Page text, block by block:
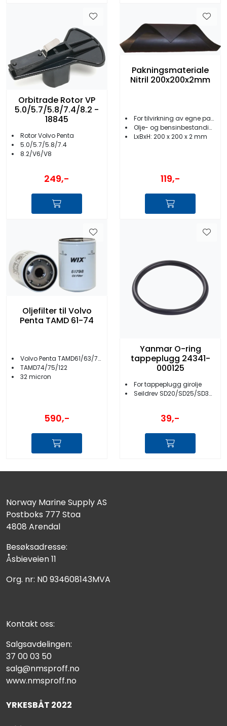
Orbitrade Rotor VP
5.0/5.7/5.8/7.4/8.2 -
18845
Rotor Volvo Penta
5.0/5.7/5.8/7.4
8.2/V6/V8
249,-
Pakningsmateriale
Nitril 200x200x2mm
For tilvirkning av egne pakninger
Olje- og bensinbestandig nitril
LxBxH: 200 x 200 x 2 mm
119,-
Oljefilter til Volvo
Penta TAMD 61-74
Volvo Penta TAMD61/63/71/72/73
TAMD74/75/122
32 micron
590,-
Yanmar O-ring
tappeplugg 24341-
000125
For tappeplugg girolje
Seildrev SD20/SD25/SD30/SD31
39,-
Norway Marine Supply AS
Postboks 777 Stoa
4808 Arendal
Besøksadresse:
Åsbieveien 11
Org. nr: N0 934608143MVA
Kontakt oss:
Salgsavdelingen:
37 00 03 50
salg@nmsproff.no
www.nmsproff.no
YRKESBÅT 2022